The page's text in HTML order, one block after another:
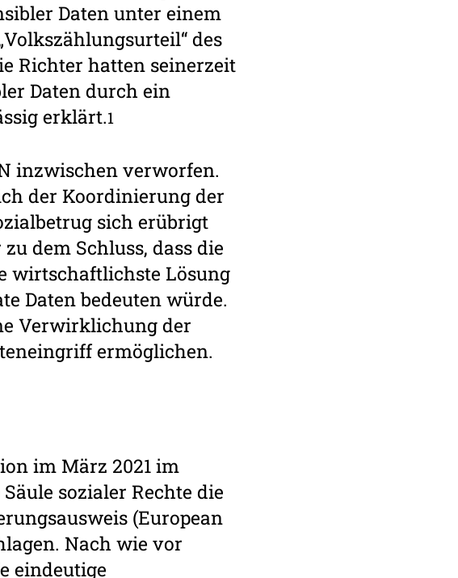
Daten unter einem
des
Richter hatten seinerzeit
Daten durch ein
erklärt.1
inzwischen verworfen.
der Koordinierung der
sich erübrigt
dem Schluss, dass die
wirtschaftlichste Lösung
Daten bedeuten würde.
Verwirklichung der
ermöglichen.
im März 2021 im
sozialer Rechte die
(European
Nach wie vor
eindeutige